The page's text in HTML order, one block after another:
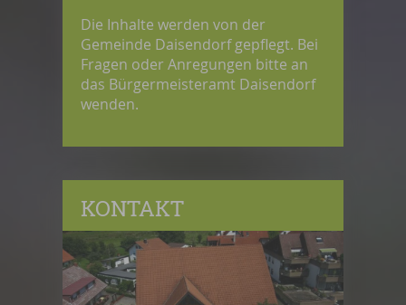
Die Inhalte werden von der
Gemeinde Daisendorf gepflegt. Bei
Fragen oder Anregungen bitte an
das Bürgermeisteramt Daisendorf
wenden.
KONTAKT